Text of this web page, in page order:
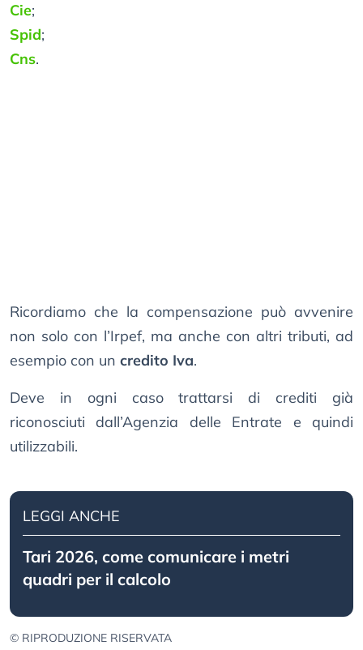
Cie;
Spid;
Cns.
Ricordiamo che la compensazione può avvenire
non solo con l’Irpef, ma anche con altri tributi, ad
esempio con un credito Iva.
Deve in ogni caso trattarsi di crediti già
riconosciuti dall’Agenzia delle Entrate e quindi
utilizzabili.
LEGGI ANCHE
Tari 2026, come comunicare i metri
quadri per il calcolo
© RIPRODUZIONE RISERVATA